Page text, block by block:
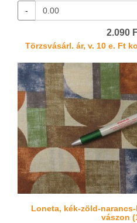
-
2.090
Törzsvásárl. ár, v. 10 e. Ft
Loneta, kék-zöld-
vászon